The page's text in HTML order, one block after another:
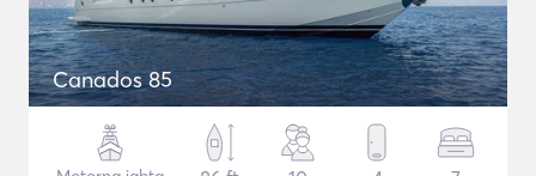
Canados 85